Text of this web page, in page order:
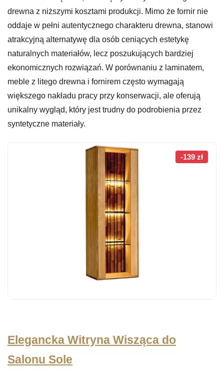
drewna z niższymi kosztami produkcji. Mimo że fornir nie
oddaje w pełni autentycznego charakteru drewna, stanowi
atrakcyjną alternatywę dla osób ceniących estetykę
naturalnych materiałów, lecz poszukujących bardziej
ekonomicznych rozwiązań. W porównaniu z laminatem,
meble z litego drewna i fornirem często wymagają
większego nakładu pracy przy konserwacji, ale oferują
unikalny wygląd, który jest trudny do podrobienia przez
syntetyczne materiały.
-139 zł
Elegancka Witryna Wisząca do
Salonu Sole